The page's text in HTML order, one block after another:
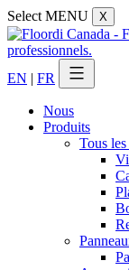
Select MENU X
EN | FR
Nous
Produits
Tous